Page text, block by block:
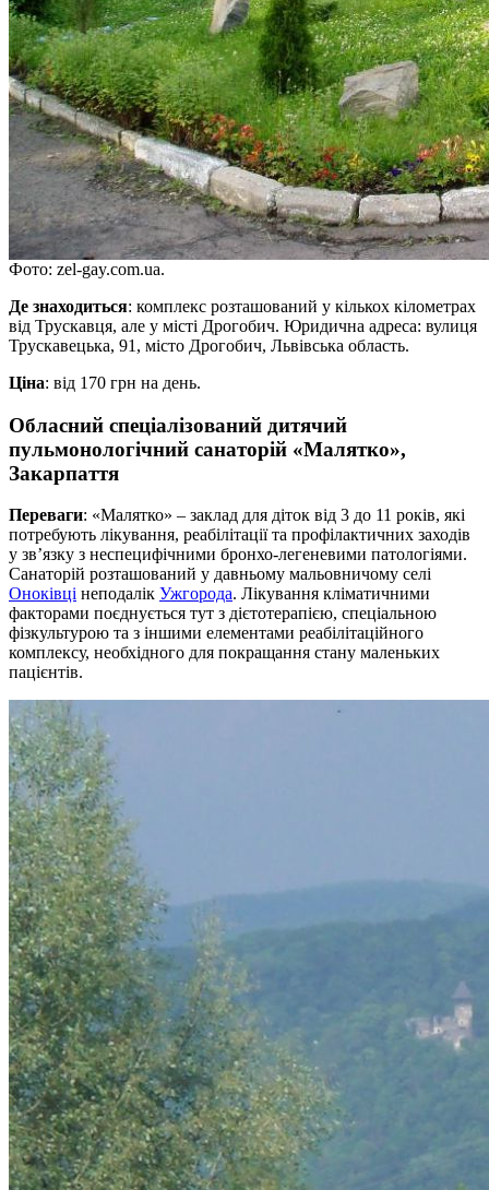
Фото: zel-gay.com.ua.
Де знаходиться: комплекс розташований у кількох кілометрах
від Трускавця, але у місті Дрогобич. Юридична адреса: вулиця
Трускавецька, 91, місто Дрогобич, Львівська область.
Ціна: від 170 грн на день.
Обласний спеціалізований дитячий
пульмонологічний санаторій «Малятко»,
Закарпаття
Переваги: «Малятко» – заклад для діток від 3 до 11 років, які
потребують лікування, реабілітації та профілактичних заходів
у зв’язку з неспецифічними бронхо-легеневими патологіями.
Санаторій розташований у давньому мальовничому селі
Оноківці неподалік Ужгорода. Лікування кліматичними
факторами поєднується тут з дієтотерапією, спеціальною
фізкультурою та з іншими елементами реабілітаційного
комплексу, необхідного для покращання стану маленьких
пацієнтів.